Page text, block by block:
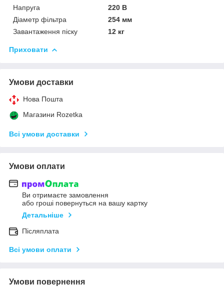
Напруга
220 В
Діаметр фільтра
254 мм
Завантаження піску
12 кг
Приховати
Умови доставки
Нова Пошта
Магазини Rozetka
Всі умови доставки
Умови оплати
Ви отримаєте замовлення
або гроші повернуться на вашу картку
Детальніше
Післяплата
Всі умови оплати
Умови повернення